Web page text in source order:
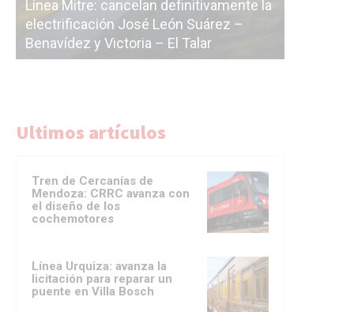
la
La Ciudad vuelve a postergar la
licitación de la línea F
Ultimos artículos
Tren de Cercanías de
Mendoza: CRRC avanza con
el diseño de los
cochemotores
Línea Urquiza: avanza la
licitación para reparar un
puente en Villa Bosch